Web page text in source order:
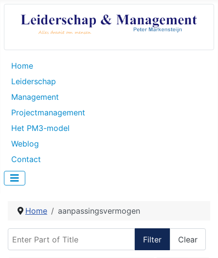
Home
Leiderschap
Management
Projectmanagement
Het PM3-model
Weblog
Contact
Home aanpassingsvermogen
Filter Clear